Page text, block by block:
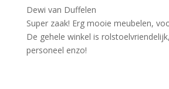
Dewi van Duffelen
Super zaak! Erg mooie meubelen,
De gehele winkel is
personeel enzo!